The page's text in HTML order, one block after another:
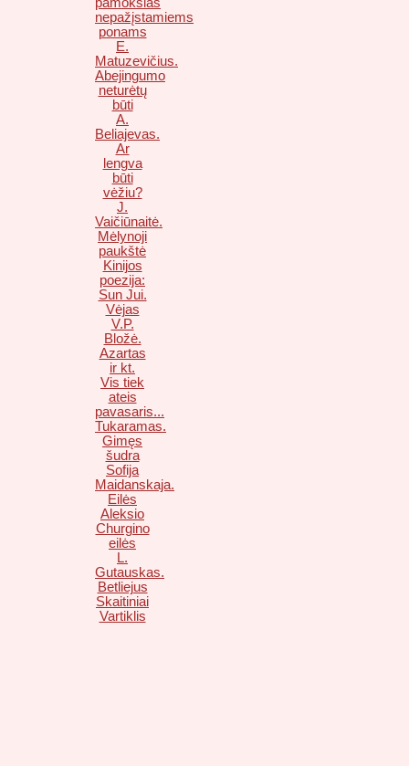
nepažįstamiems
ponams
E.
Matuzevičius.
Abejingumo
neturėtų
būti
A.
Beliajevas.
Ar
lengva
būti
vėžiu?
J.
Vaičiūnaitė.
Mėlynoji
paukštė
Kinijos
poezija:
Sun Jui.
Vėjas
V.P.
Bložė.
Azartas
ir kt.
Vis tiek
ateis
pavasaris...
Tukaramas.
Gimęs
šudra
Sofija
Maidanskaja.
Eilės
Aleksio
Churgino
eilės
L.
Gutauskas.
Betliejus
Skaitiniai
Vartiklis